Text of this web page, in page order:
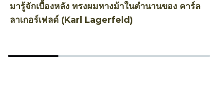
มารู้จักเบื้องหลัง ทรงผมหางม้าในตำนานของ คาร์ล
ลาเกอร์เฟลด์ (Karl Lagerfeld)